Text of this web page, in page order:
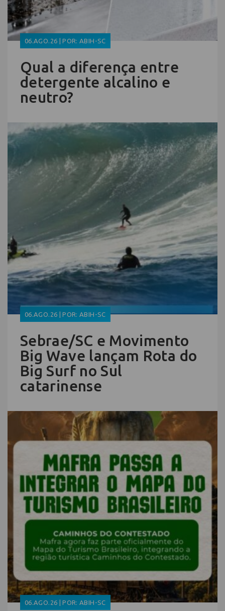
06.AGO.26 | POR: ABIH-SC
Qual a diferença entre
detergente alcalino e
neutro?
06.AGO.26 | POR: ABIH-SC
Sebrae/SC e Movimento
Big Wave lançam Rota do
Big Surf no Sul
catarinense
06.AGO.26 | POR: ABIH-SC